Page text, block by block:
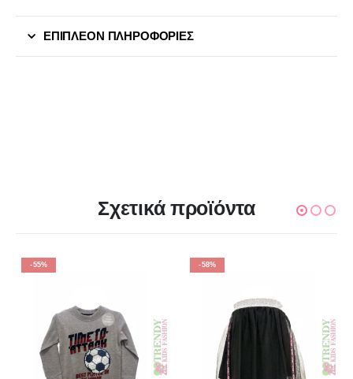
ΕΠΙΠΛΈΟΝ ΠΛΗΡΟΦΟΡΊΕΣ
Σχετικά προϊόντα
-55% -58%